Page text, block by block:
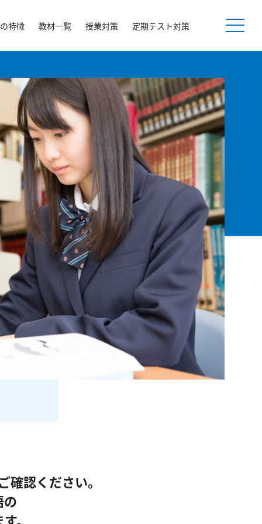
特徴 教材一覧 授業対策 定期テスト対策
認ください。
の
。